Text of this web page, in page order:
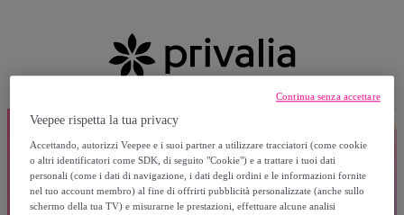
Veepee rispetta la tua privacy
Accettando, autorizzi Veepee e i suoi partner a utilizzare tracciatori (come cookie
o altri identificatori come SDK, di seguito "Cookie") e a trattare i tuoi dati
personali (come i dati di navigazione, i dati degli ordini e le informazioni fornite
nel tuo account membro) al fine di offrirti pubblicità personalizzate (anche sullo
schermo della tua TV) e misurarne le prestazioni, effettuare alcune analisi
Continua senza accettare